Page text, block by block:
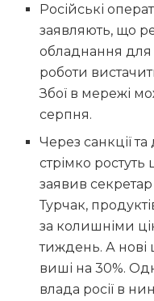
Російські
заявляють, що
обладнання для
роботи
Збої в мережі
серпня.
Через санкції
стрімко ростуть
заявив
Турчак,
за колишніми
тиждень. А нові
виші на 30%.
влада росії в